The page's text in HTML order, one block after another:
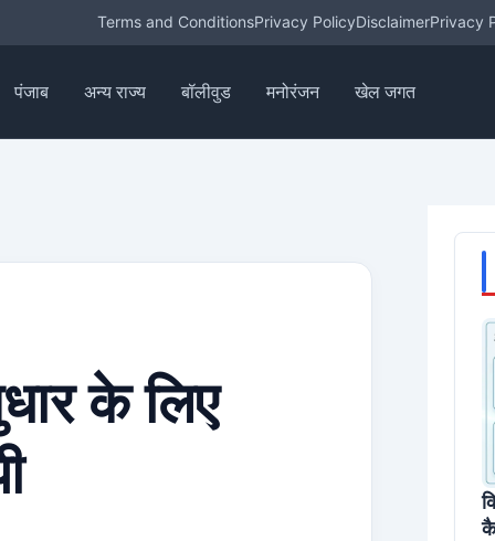
Terms and ConditionsPrivacy PolicyDisclaimerPrivacy
पंजाब अन्य राज्य बॉलीवुड मनोरंजन खेल जगत
के लिए